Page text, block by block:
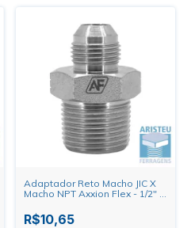
Adaptador Reto Macho JIC X
Macho NPT Axxion Flex - 1/2" X
R$10,65